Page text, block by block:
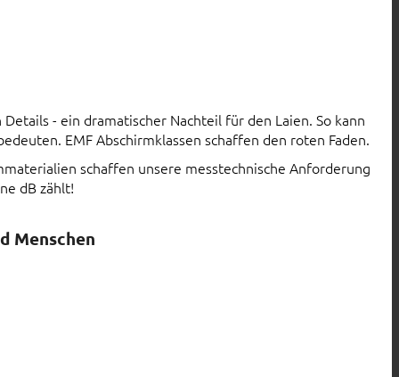
- ein dramatischer Nachteil für den Laien. So kann
EMF Abschirmklassen schaffen den roten Faden.
schaffen unsere messtechnische Anforderung
dB zählt!
Menschen